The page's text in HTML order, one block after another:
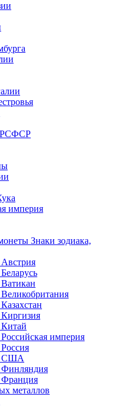
РСФСР
империя
Знаки зодиака,
империя
США
Финляндия
Франция
металлов